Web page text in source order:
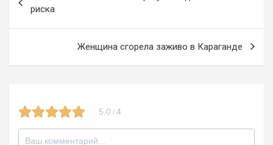
k
ni
ki
по
записям
риска
Женщина сгорела заживо в Караганде
5.0 / 4